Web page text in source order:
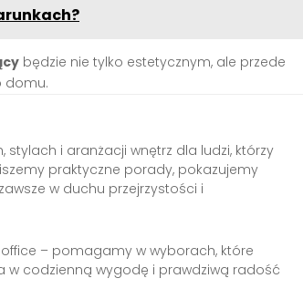
będzie nie tylko estetycznym, ale przede
domu.
i aranżacji wnętrz dla ludzi, którzy
praktyczne porady, pokazujemy
w duchu przejrzystości i
– pomagamy w wyborach, które
w codzienną wygodę i prawdziwą radość